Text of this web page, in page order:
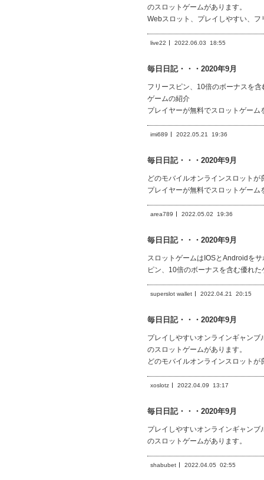
のスロットゲームがあります。
Webスロット、プレイしやすい、
live22 2022.06.03 18:55
毎日日記・・・2020年9月
フリースピン、10倍のボーナスを
ゲームの紹介
プレイヤーが無料でスロットゲー
imi689 2022.05.21 19:36
毎日日記・・・2020年9月
どのモバイルオンラインスロット
プレイヤーが無料でスロットゲー
area789 2022.05.02 19:36
毎日日記・・・2020年9月
スロットゲームはIOSとAndroidを
ピン、10倍のボーナスを含む優れ
superslot wallet 2022.04.21 20:15
毎日日記・・・2020年9月
プレイしやすいオンラインギャン
のスロットゲームがあります。
どのモバイルオンラインスロット
xoslotz 2022.04.09 13:17
毎日日記・・・2020年9月
プレイしやすいオンラインギャン
のスロットゲームがあります。
shabubet 2022.04.05 02:55